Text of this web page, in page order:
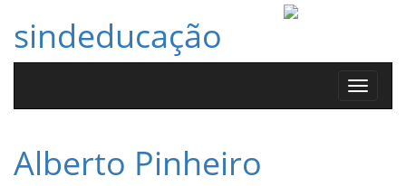
sindeducação
Toggle
Alberto Pinheiro